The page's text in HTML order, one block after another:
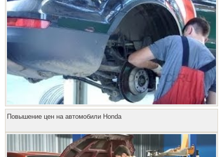
Повышение цен на автомобили Honda